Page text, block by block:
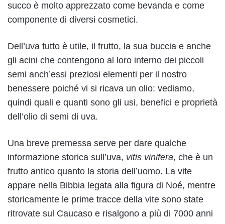
succo è molto apprezzato come bevanda e come
componente di diversi cosmetici.
Dell’uva tutto è utile, il frutto, la sua buccia e anche
gli acini che contengono al loro interno dei piccoli
semi anch’essi preziosi elementi per il nostro
benessere poiché vi si ricava un olio: vediamo,
quindi quali e quanti sono gli usi, benefici e proprietà
dell’olio di semi di uva.
Una breve premessa serve per dare qualche
informazione storica sull’uva, vitis vinifera, che è un
frutto antico quanto la storia dell’uomo. La vite
appare nella Bibbia legata alla figura di Noé, mentre
storicamente le prime tracce della vite sono state
ritrovate sul Caucaso e risalgono a più di 7000 anni